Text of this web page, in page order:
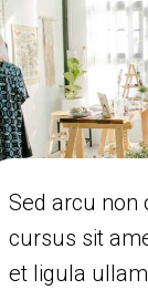
Sed arcu non
cursus sit
et ligula